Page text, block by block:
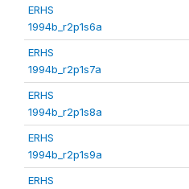
ERHS
1994b_r2p1s6a
ERHS
1994b_r2p1s7a
ERHS
1994b_r2p1s8a
ERHS
1994b_r2p1s9a
ERHS